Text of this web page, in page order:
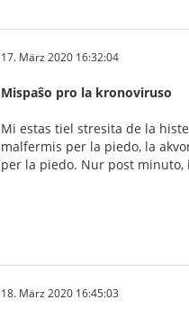
17. März 2020 16:32:04
Mispaŝo pro la kronoviruso
Mi estas tiel stresita de la
malfermis per la piedo, la
per la piedo. Nur post
18. März 2020 16:45:03